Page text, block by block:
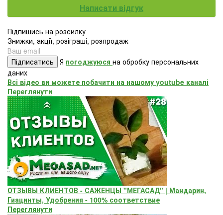
Написати відгук
Підпишись на розсилку
Знижки, акції, розіграші, розпродаж
Підписатись Я погоджуюся на обробку персональних
даних
Всі відео ви можете побачити на нашому youtube каналі
Переглянути
ОТЗЫВЫ КЛИЕНТОВ - САЖЕНЦЫ "МЕГАСАД" | Мандарин,
Гиацинты, Удобрения - 100% соответствие
Переглянути